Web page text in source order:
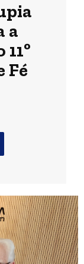
a
Fé